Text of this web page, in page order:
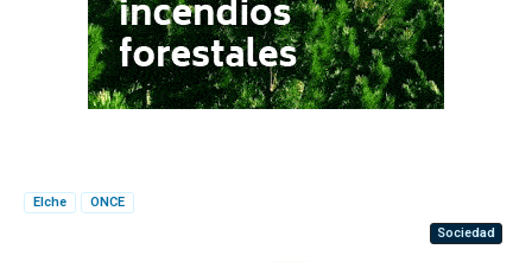
Elche
ONCE
Sociedad